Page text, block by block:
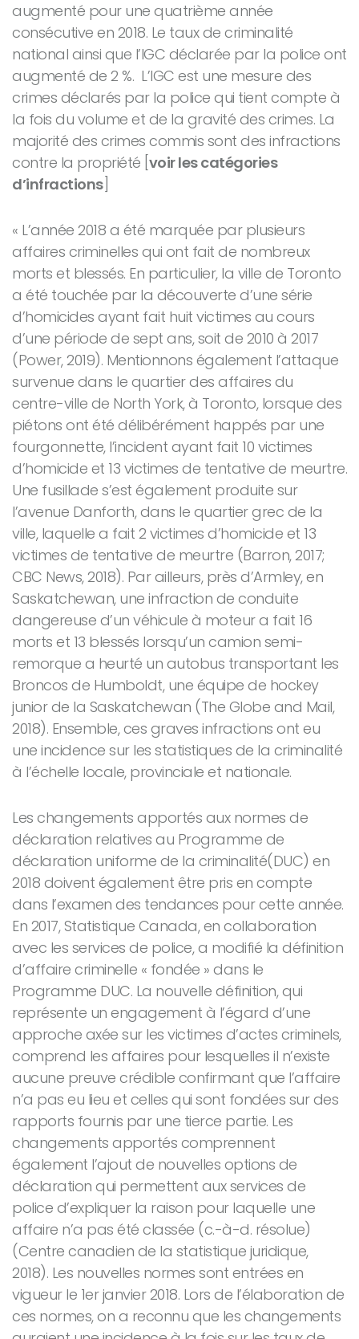
augmenté pour une quatrième année
consécutive en 2018. Le taux de criminalité
national ainsi que l’IGC déclarée par la police ont
augmenté de 2 %. L’IGC est une mesure des
crimes déclarés par la police qui tient compte à
la fois du volume et de la gravité des crimes. La
majorité des crimes commis sont des infractions
contre la propriété [ voir les catégories
d’infractions]
« L’année 2018 a été marquée par plusieurs
affaires criminelles qui ont fait de nombreux
morts et blessés. En particulier, la ville de Toronto
a été touchée par la découverte d’une série
d’homicides ayant fait huit victimes au cours
d’une période de sept ans, soit de 2010 à 2017
(Power, 2019). Mentionnons également l’attaque
survenue dans le quartier des affaires du
centre-ville de North York, à Toronto, lorsque des
piétons ont été délibérément happés par une
fourgonnette, l’incident ayant fait 10 victimes
d’homicide et 13 victimes de tentative de meurtre.
Une fusillade s’est également produite sur
l’avenue Danforth, dans le quartier grec de la
ville, laquelle a fait 2 victimes d’homicide et 13
victimes de tentative de meurtre (Barron, 2017;
CBC News, 2018). Par ailleurs, près d’Armley, en
Saskatchewan, une infraction de conduite
dangereuse d’un véhicule à moteur a fait 16
morts et 13 blessés lorsqu’un camion semi-
remorque a heurté un autobus transportant les
Broncos de Humboldt, une équipe de hockey
junior de la Saskatchewan (The Globe and Mail,
2018). Ensemble, ces graves infractions ont eu
une incidence sur les statistiques de la criminalité
à l’échelle locale, provinciale et nationale.
Les changements apportés aux normes de
déclaration relatives au Programme de
déclaration uniforme de la criminalité(DUC) en
2018 doivent également être pris en compte
dans l’examen des tendances pour cette année.
En 2017, Statistique Canada, en collaboration
avec les services de police, a modifié la définition
d’affaire criminelle « fondée » dans le
Programme DUC. La nouvelle définition, qui
représente un engagement à l’égard d’une
approche axée sur les victimes d’actes criminels,
comprend les affaires pour lesquelles il n’existe
aucune preuve crédible confirmant que l’affaire
n’a pas eu lieu et celles qui sont fondées sur des
rapports fournis par une tierce partie. Les
changements apportés comprennent
également l’ajout de nouvelles options de
déclaration qui permettent aux services de
police d’expliquer la raison pour laquelle une
affaire n’a pas été classée (c.-à-d. résolue)
(Centre canadien de la statistique juridique,
2018). Les nouvelles normes sont entrées en
vigueur le 1er janvier 2018. Lors de l’élaboration de
ces normes, on a reconnu que les changements